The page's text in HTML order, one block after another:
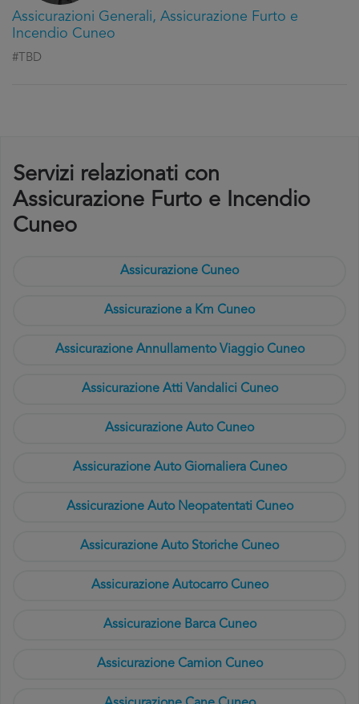
Assicurazioni Generali, Assicurazione Furto e
Incendio Cuneo
#TBD
Servizi relazionati con
Assicurazione Furto e Incendio
Cuneo
Assicurazione Cuneo
Assicurazione a Km Cuneo
Assicurazione Annullamento Viaggio Cuneo
Assicurazione Atti Vandalici Cuneo
Assicurazione Auto Cuneo
Assicurazione Auto Giornaliera Cuneo
Assicurazione Auto Neopatentati Cuneo
Assicurazione Auto Storiche Cuneo
Assicurazione Autocarro Cuneo
Assicurazione Barca Cuneo
Assicurazione Camion Cuneo